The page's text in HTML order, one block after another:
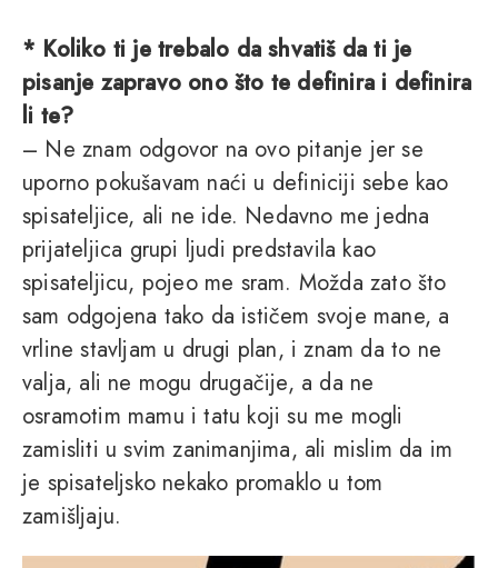
* Koliko ti je trebalo da shvatiš da ti je
pisanje zapravo ono što te definira i definira
li te?
– Ne znam odgovor na ovo pitanje jer se
uporno pokušavam naći u definiciji sebe kao
spisateljice, ali ne ide. Nedavno me jedna
prijateljica grupi ljudi predstavila kao
spisateljicu, pojeo me sram. Možda zato što
sam odgojena tako da ističem svoje mane, a
vrline stavljam u drugi plan, i znam da to ne
valja, ali ne mogu drugačije, a da ne
osramotim mamu i tatu koji su me mogli
zamisliti u svim zanimanjima, ali mislim da im
je spisateljsko nekako promaklo u tom
zamišljaju.